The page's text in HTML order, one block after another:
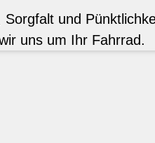
und
uns um Ihr Fahrrad.